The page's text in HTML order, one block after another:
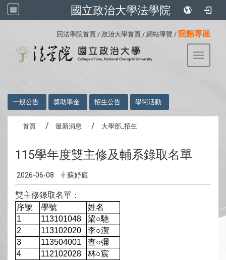
國立政治大學法學院
回法學院首頁 / 政治大學首頁 / 網站導覽 / 院館專區
Toggle
一般公告 獎助學金 招生公告 學術活動
首頁 最新消息 大學部_招生
115學年度雙主修及輔系錄取名單
2026-06-08 蘇妤庭
雙主修錄取名單：
序號
學號
姓名
1
113101048 梁○馳
2
113102020 李○潔
3
113504001 查○彌
4
112102028 林○宸